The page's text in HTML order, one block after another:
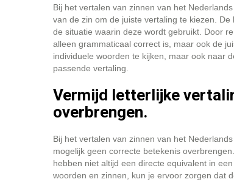
Bij het vertalen van zinnen van het
van de zin om de juiste vertaling te kiezen.
de situatie waarin deze wordt gebruikt. Door
alleen grammaticaal correct is, maar ook de
individuele woorden te kijken, maar ook naar
passende vertaling.
Vermijd letterlijke
overbrengen.
Bij het vertalen van zinnen van het
mogelijk geen correcte betekenis
hebben niet altijd een directe equivalent in
woorden en zinnen, kun je ervoor zorgen dat